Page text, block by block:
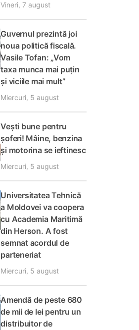
Vineri, 7 august
Guvernul prezintă joi
noua politică fiscală.
Vasile Tofan: „Vom
taxa munca mai puțin
și viciile mai mult”
Miercuri, 5 august
Vești bune pentru
șoferi! Mâine, benzina
și motorina se ieftinesc
Miercuri, 5 august
Universitatea Tehnică
a Moldovei va coopera
cu Academia Maritimă
din Herson. A fost
semnat acordul de
parteneriat
Miercuri, 5 august
Amendă de peste 680
de mii de lei pentru un
distribuitor de